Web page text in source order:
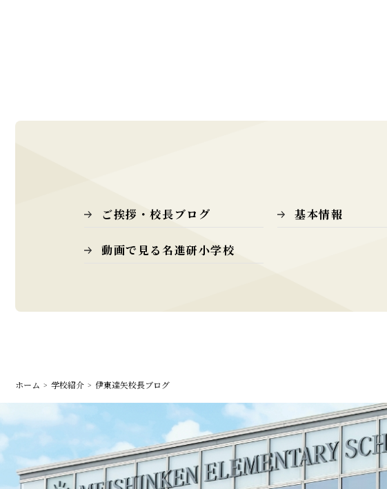
ご挨拶・校長ブログ 基本情報
動画で見る名進研小学校
ホーム 学校紹介 伊東達矢校長ブログ